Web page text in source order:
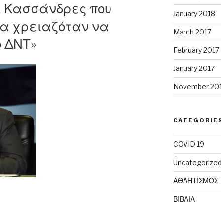
Κασσάνδρες που
χρειαζόταν να
ΔΝΤ»
January 2018
March 2017
February 2017
January 2017
November
COVID 19
Uncategorized
ΑΘΛΗΤΙΣΜΟΣ
ΒΙΒΛΙΑ